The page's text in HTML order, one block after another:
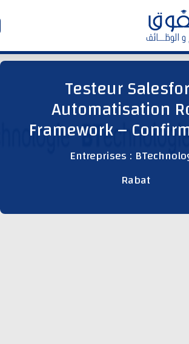
و المقاولات العمومية
Testeur
Automatisation
Framework –
Entreprises :
Rabat